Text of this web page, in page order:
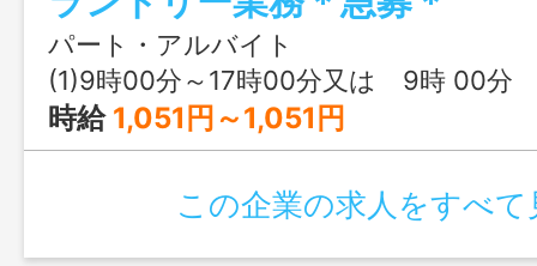
により急募 ≫ 「働き方改革関連認定
ん認定） 変更範囲：変更なし（但し本
る）
パート・アルバイト
(1)9時00分～17時00分又は 9時 00分 ～ 15時 00
時給 1,051円～1,051円
この企業の求人をすべて